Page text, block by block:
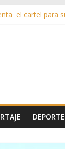
el cartel para
inusuales de